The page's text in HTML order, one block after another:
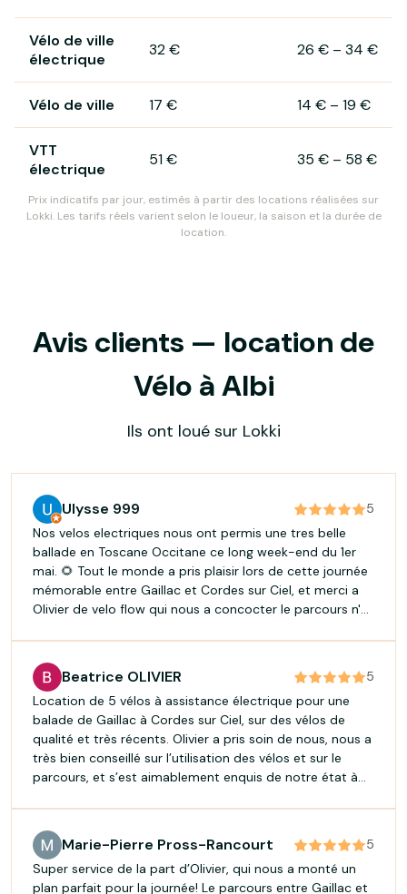
Vélo de ville
électrique
32 € 26 € – 34 €
Vélo de ville 17 € 14 € – 19 €
VTT
électrique
51 € 35 € – 58 €
Prix indicatifs par jour, estimés à partir des locations réalisées sur
Lokki. Les tarifs réels varient selon le loueur, la saison et la durée de
location.
Avis clients — location de
Vélo à Albi
Ils ont loué sur Lokki
Ulysse 999
5
Nos velos electriques nous ont permis une tres belle
ballade en Toscane Occitane ce long week-end du 1er
mai. 🌻 Tout le monde a pris plaisir lors de cette journée
mémorable entre Gaillac et Cordes sur Ciel, et merci a
Olivier de velo flow qui nous a concocter le parcours n'
Les vélos étaient au top, très récents, très
confortables... et très efficace dans les petites montées
!! 🏍 Journée a refaire, tant la région regorge de jolis
parcours et villages a visiter 🤩 (on compte sur toi Olivier
pour la prochaine excursion !)
Beatrice OLIVIER
5
Location de 5 vélos à assistance électrique pour une
balade de Gaillac à Cordes sur Ciel, sur des vélos de
qualité et très récents. Olivier a pris soin de nous, nous a
très bien conseillé sur l’utilisation des vélos et sur le
parcours, et s’est aimablement enquis de notre état à
service ! Très bonne continuation !
Marie-Pierre Pross-Rancourt
5
Super service de la part d’Olivier, qui nous a monté un
plan parfait pour la journée! Le parcours entre Gaillac et